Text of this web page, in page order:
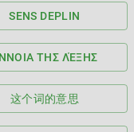
SENS DEPLIN
ΤΗΣ ΛΈΞΗΣ
这个词的意思